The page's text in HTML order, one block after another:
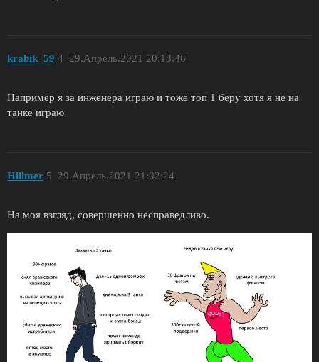
krabik_59 29.Апрель.2021 20:18:46
4
Например я за инженера играю и тоже топ 1 беру хотя я не на
танке играю
Hillmer 29.Апрель.2021 21:02:24
5
На моя взгляд, совершенно несправедливо.